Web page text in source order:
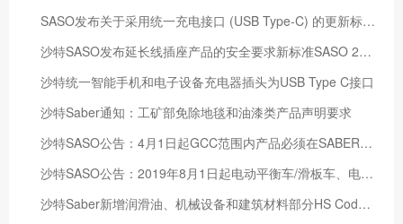
SASO发布关于采用统一充电接口 (USB Type-C) 的更新标准SASO IEC 62680-1-2:2023和SASO IEC 62280-1-3:2023的通知
沙特SASO发布延长线插座产品的安全要求新标准SASO 2815:2021
沙特统一智能手机和电子设备充电器插头为USB Type C接口
沙特Saber通知：工矿部免除地毯和油漆类产品声明要求
沙特SASO公告：4月1日起GCC范围内产品必须在SABER系统上注册
沙特SASO公告：2019年8月1日起电动平衡车/滑板车、电池、可降解塑料、油漆等需要在SABER平台发证
沙特Saber新增润滑油、机械设备和建筑材料部分HS Code为管制产品